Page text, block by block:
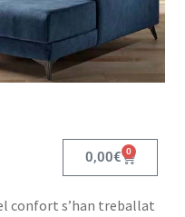
0,00€ 0
confort s’han treballat